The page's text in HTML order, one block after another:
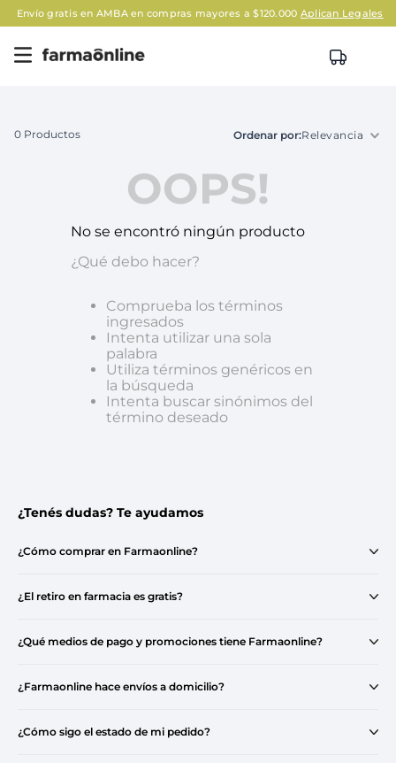
Envío gratis en AMBA en compras mayores a $120.000 Aplican Legales
0 Productos Relevancia
OOPS!
No se encontró ningún producto
¿Qué debo hacer?
Comprueba los términos
ingresados
Intenta utilizar una sola
palabra
Utiliza términos genéricos en
la búsqueda
Intenta buscar sinónimos del
término deseado
¿Tenés dudas? Te ayudamos
¿Cómo comprar en Farmaonline?
¿El retiro en farmacia es gratis?
¿Qué medios de pago y promociones tiene Farmaonline?
¿Farmaonline hace envíos a domicilio?
¿Cómo sigo el estado de mi pedido?